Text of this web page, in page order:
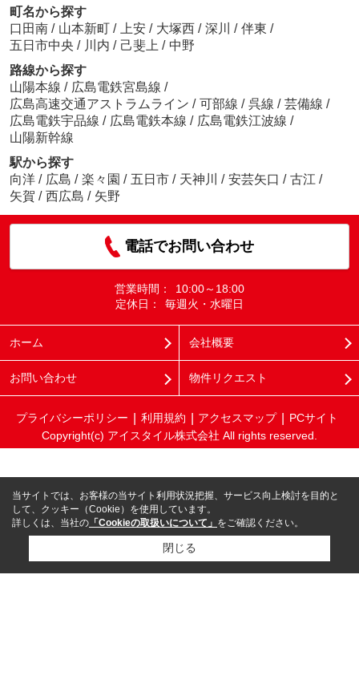
町名から探す
口田南 / 山本新町 / 上安 / 大塚西 / 深川 / 伴東 /
五日市中央 / 川内 / 己斐上 / 中野
路線から探す
山陽本線 / 広島電鉄宮島線 /
広島高速交通アストラムライン / 可部線 / 呉線 / 芸備線 /
広島電鉄宇品線 / 広島電鉄本線 / 広島電鉄江波線 /
山陽新幹線
駅から探す
向洋 / 広島 / 楽々園 / 五日市 / 天神川 / 安芸矢口 / 古江 /
矢賀 / 西広島 / 矢野
電話でお問い合わせ
営業時間：
10:00～18:00
定休日：
毎週火・水曜日
ホーム 会社概要
お問い合わせ 物件リクエスト
プライバシーポリシー 利用規約 アクセスマップ
PCサイト
Copyright(c) アイスタイル株式会社 All rights reserved.
当サイトでは、お客様の当サイト利用状況把握、サービス向上検討を目的と
して、クッキー（Cookie）を使用しています。
詳しくは、当社の 「Cookieの取扱いについて」 をご確認ください。
閉じる